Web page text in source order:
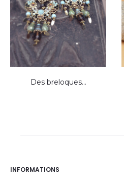
Des breloques…
INFORMATIONS